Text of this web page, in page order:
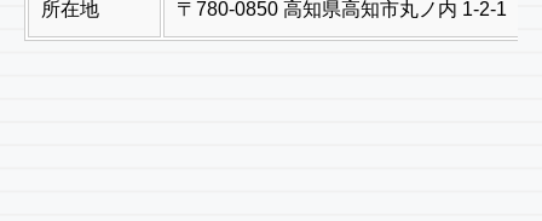
所在地 〒780-0850 高知県高知市丸ノ内 1-2-1